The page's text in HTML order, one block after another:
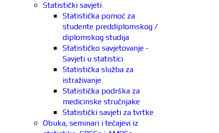
Statistički savjeti
Statistička pomoć za
studente preddiplomskog /
diplomskog studija
Statističko savjetovanje -
Savjeti u statistici
Statistička služba za
istraživanje
Statistička podrška za
medicinske stručnjake
Statistički savjeti za tvrtke
Obuka, seminari i tečajevi iz